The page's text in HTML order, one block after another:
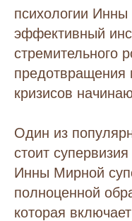
психологии
эффективный
стремительного
предотвращения
кризисов
Один из
стоит
Инны Мирной
полноценной
которая